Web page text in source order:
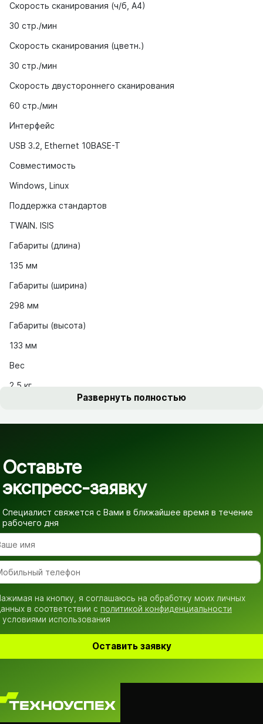
Скорость сканирования (ч/б, А4)
30 стр./мин
Скорость сканирования (цветн.)
30 стр./мин
Скорость двустороннего сканирования
60 стр./мин
Интерфейс
USB 3.2, Ethernet 10BASE-T
Совместимость
Windows, Linux
Поддержка стандартов
TWAIN. ISIS
Габариты (длина)
135 мм
Габариты (ширина)
298 мм
Габариты (высота)
133 мм
Вес
2.5 кг
Развернуть полностью
Оставьте
экспресс-заявку
Специалист свяжется с Вами в ближайшее время в течение
рабочего дня
на кнопку, я соглашаюсь на обработку моих личных
в соответствии с политикой конфиденциальности
условиями использования
Оставить заявку